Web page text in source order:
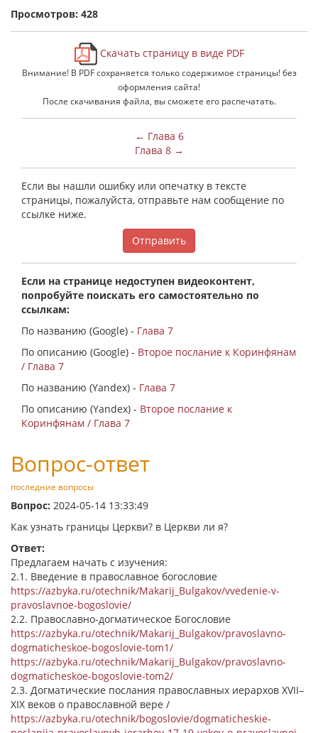
Просмотров: 428
Скачать страницу в виде PDF
Внимание! В PDF сохраняется только содержимое страницы! без
оформления сайта!
После скачивания файла, вы сможете его распечатать.
← Глава 6
Глава 8 →
Если вы нашли ошибку или опечатку в тексте
страницы, пожалуйста, отправьте нам сообщение по
ссылке ниже.
Отправить
Если на странице недоступен видеоконтент,
попробуйте поискать его самостоятельно по
ссылкам:
По названию (Google) - Глава 7
По описанию (Google) - Второе послание к Коринфянам
/ Глава 7
По названию (Yandex) - Глава 7
По описанию (Yandex) - Второе послание к
Коринфянам / Глава 7
Вопрос-ответ
последние вопросы
Вопрос: 2024-05-14 13:33:49
Как узнать границы Церкви? в Церкви ли я?
Ответ:
Предлагаем начать с изучения:
2.1. Введение в православное богословие
https://azbyka.ru/otechnik/Makarij_Bulgakov/vvedenie-v-
pravoslavnoe-bogoslovie/
2.2. Православно-догматическое Богословие
https://azbyka.ru/otechnik/Makarij_Bulgakov/pravoslavno-
dogmaticheskoe-bogoslovie-tom1/
https://azbyka.ru/otechnik/Makarij_Bulgakov/pravoslavno-
dogmaticheskoe-bogoslovie-tom2/
2.3. Догматические послания православных иерархов XVII–
XIX веков о православной вере /
https://azbyka.ru/otechnik/bogoslovie/dogmaticheskie-